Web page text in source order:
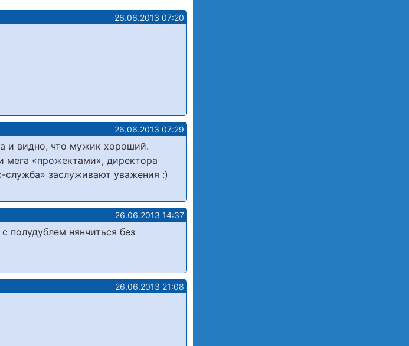
26.06.2013 07:20
26.06.2013 07:29
и видно, что мужик хороший.
мега «прожектами», директора
заслуживают уважения :)
26.06.2013 14:37
полудублем нянчиться без
26.06.2013 21:08